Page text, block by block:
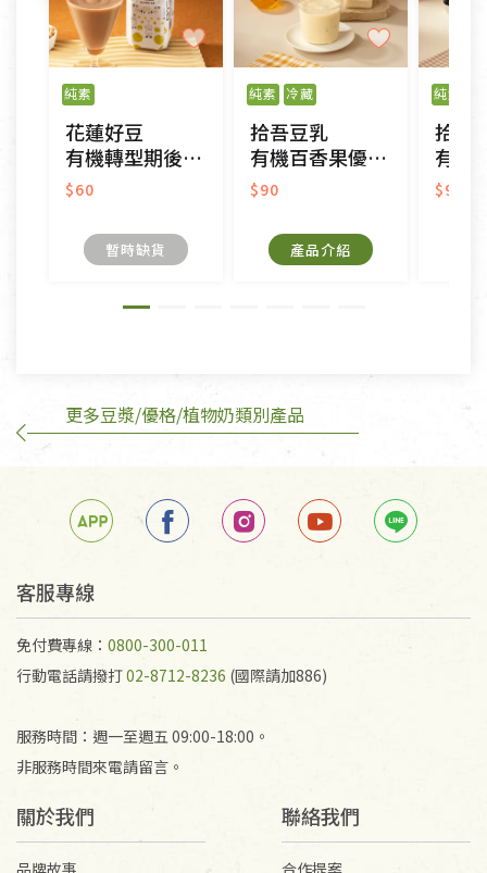
不適用七天鑑賞期商品：
以數位或電磁紀錄形式儲存之商品、易於變質或損壞
之商品、以及性質上無法或不適合退換之商品：如
CD、VCD、DVD、電腦軟體，若產品瑕疵無法讀取僅
接受原片換新。
衣飾鞋類-如T恤，如於送達後水洗或污損者。
美容保養用品、內衣褲、襪子、口罩等私人消耗性產
內衣褲、襪子、口罩個人衛生用品除商品本身有瑕疵
外,依據《通訊交易解除權合理例外情事適用準
純素
花蓮好豆
有機轉型期後山醇豆奶茶
$60
暫時缺貨
純素 冷藏
拾吾豆乳
有機百香果優酪豆乳
$90
產品介紹
純素
拾吾
有機轉型
$90
更多豆漿/優格/植物奶類別產品
客服專線
免付費專線： 0800-300-011
行動電話請撥打02-8712-8236 (國際請加886)
服務時間：週一至週五 09:00-18:00。
非服務時間來電請留言。
關於我們 聯絡我們